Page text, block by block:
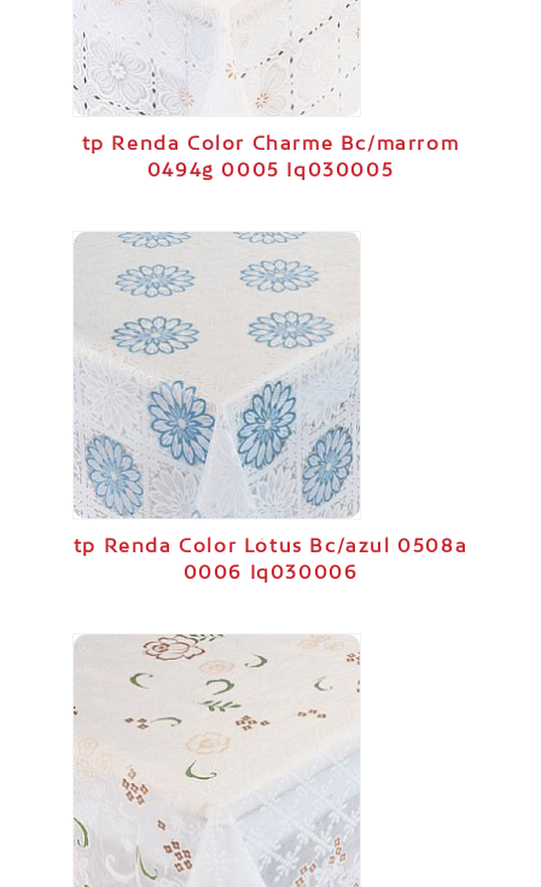
tp Renda Color Charme Bc/marrom
0494g 0005 Iq030005
tp Renda Color Lótus Bc/azul 0508a
0006 Iq030006